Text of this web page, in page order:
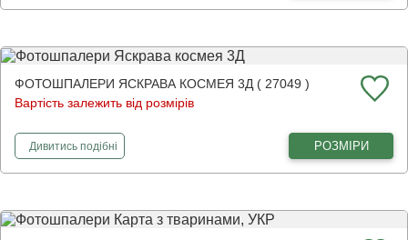
ФОТОШПАЛЕРИ ЯСКРАВА КОСМЕЯ 3Д ( 27049 )
Вартість залежить від розмірів
Дивитисьфотошпалери
подібні РОЗМІРИ